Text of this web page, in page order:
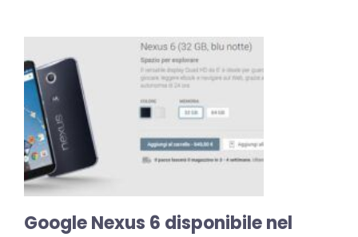
Google Nexus 6 disponibile nel